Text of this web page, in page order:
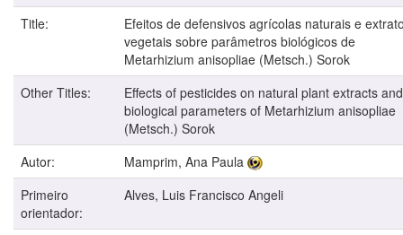
Title:
Efeitos de defensivos agrícolas naturais e
vegetais sobre parâmetros biológicos de
Metarhizium anisopliae (Metsch.) Sorok
Other Titles:
Effects of pesticides on natural plant extracts and
biological parameters of Metarhizium anisopliae
(Metsch.) Sorok
Autor:
Mamprim, Ana Paula
Primeiro
orientador:
Alves, Luis Francisco Angeli